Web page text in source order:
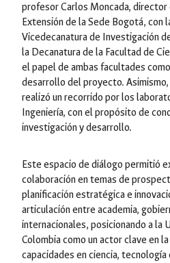
profesor Carlos Moncada,
Extensión de la Sede Bogotá, con
Vicedecanatura de Investigación
la Decanatura de la Facultad de
el papel de ambas facultades
desarrollo del proyecto.
realizó un recorrido por los
Ingeniería, con el propósito de
investigación y desarrollo.
Este espacio de diálogo permitió
colaboración en temas de
planificación estratégica e
articulación entre academia,
internacionales, posicionando a la
Colombia como un actor clave en
capacidades en ciencia, tecnología